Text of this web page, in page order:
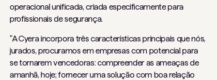
operacional unificada, criada especificamente para
profissionais de segurança.
"A Cyera incorpora três características principais que nós,
jurados, procuramos em empresas com potencial para
se tornarem vencedoras: compreender as ameaças de
amanhã, hoje; fornecer uma solução com boa relação